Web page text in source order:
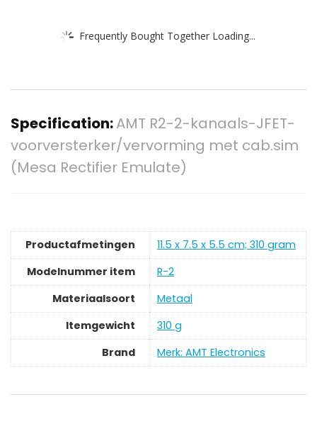
Frequently Bought Together Loading...
Specification:AMT R2-2-kanaals-JFET-
voorversterker/vervorming met cab.sim
(Mesa Rectifier Emulate)
Productafmetingen
‎11.5 x 7.5 x 5.5 cm; 310 gram
Modelnummer item
‎R-2
Materiaalsoort
‎Metaal
Itemgewicht
‎310 g
Brand
Merk: AMT Electronics